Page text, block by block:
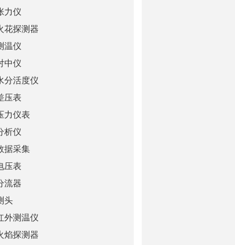
力仪
花探测器
温仪
中仪
分活度仪
压表
力仪表
析仪
据采集
压表
流器
头
外测温仪
焰探测器